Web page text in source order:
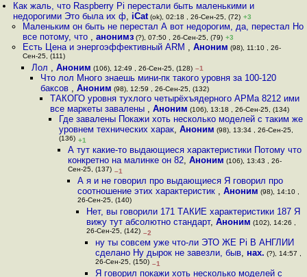
Как жаль, что Raspberry Pi перестали быть маленькими и
недорогими Это была их ф, iCat (ok), 02:18 , 26-Сен-25, (72) +3
Маленьким он быть не перестал А вот недорогим, да, перестал Но
все потому, что , анонимз(?), 07:50 , 26-Сен-25, (79) +3
Есть Цена и энергоэффективный ARM , Аноним (98), 11:10 , 26-
Сен-25, (111)
Лол , Аноним (106), 12:49 , 26-Сен-25, (128) –1
Что лол Много знаешь мини-пк такого уровня за 100-120
баксов ,Аноним (98), 12:59 , 26-Сен-25, (132)
ТАКОГО уровня тухлого четырёхъядерного АРМа 8212 ими
все маркеты завалены , Аноним (106), 13:18 , 26-Сен-25, (134)
Где завалены Покажи хоть несколько моделей с таким же
уровнем технических харак, Аноним (98), 13:34 , 26-Сен-25,
(136) +1
А тут какие-то выдающиеся характеристики Потому что
конкретно на малинке он 82,Аноним (106), 13:43 , 26-
Сен-25, (137) –1
А я и не говорил про выдающиеся Я говорил про
соотношение этих характеристик , Аноним (98), 14:10 ,
26-Сен-25, (140)
Нет, вы говорили 171 ТАКИЕ характеристики 187 Я
вижу тут абсолютно стандарт, Аноним (102), 14:26 ,
26-Сен-25, (142) –2
ну ты совсем уже что-ли ЭТО ЖЕ Pi В АНГЛИИ
сделано Ну дырок не завезли, быв, нах. (?), 14:57 ,
26-Сен-25, (150) –1
Я говорил покажи хоть несколько моделей с